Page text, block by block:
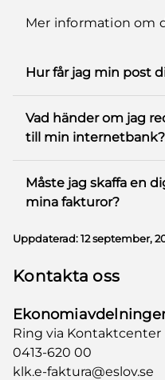
Mer information om
Hur får jag min post
Vad händer om jag
till min internetbank?
Måste jag skaffa en
mina fakturor?
Uppdaterad:12 september,
Kontakta oss
Ring via Kontaktcenter
0413-620 00
klk.e-faktura@eslov.se